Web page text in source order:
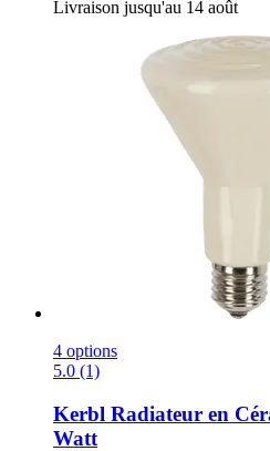
Livraison jusqu'au 14 août
4 options
5.0 (1)
Kerbl Radiateur en
Watt